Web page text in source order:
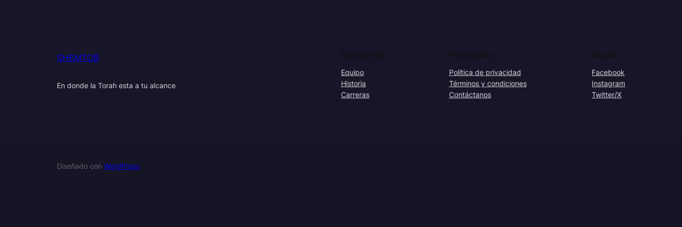
SHEMTOB
En donde la Torah esta a tu alcance
Acerca de
Equipo
Historia
Carreras
Privacidad
Política de privacidad
Términos y condiciones
Contáctanos
Social
Facebook
Instagram
Twitter/X
Diseñado con WordPress